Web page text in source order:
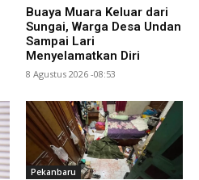
Buaya Muara Keluar dari
Sungai, Warga Desa Undan
Sampai Lari
Menyelamatkan Diri
8 Agustus 2026 -08:53
Pekanbaru